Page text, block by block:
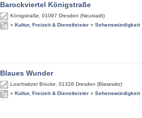
Barockviertel Königstraße
Königstraße 01097 Dresden (Neustadt)
» Kultur, Freizeit & Dienstleister » Sehenswürdigkeit
Blaues Wunder
Loschwitzer Brücke 01326 Dresden (Blasewitz)
» Kultur, Freizeit & Dienstleister » Sehenswürdigkeit